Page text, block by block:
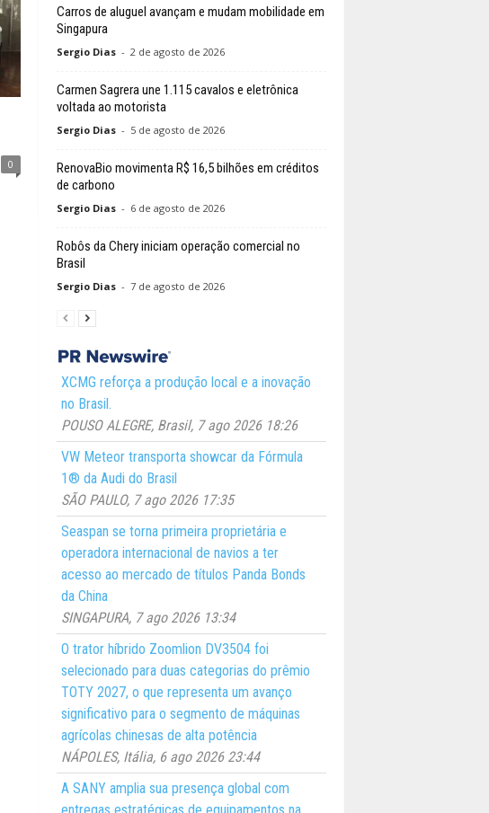
0
Carros de aluguel avançam e mudam mobilidade em
Singapura
Sergio Dias - 2 de agosto de 2026
Carmen Sagrera une 1.115 cavalos e eletrônica
voltada ao motorista
Sergio Dias - 5 de agosto de 2026
RenovaBio movimenta R$ 16,5 bilhões em créditos
de carbono
Sergio Dias - 6 de agosto de 2026
Robôs da Chery iniciam operação comercial no
Brasil
Sergio Dias - 7 de agosto de 2026
XCMG reforça a produção local e a inovação
no Brasil.
POUSO ALEGRE, Brasil, 7 ago 2026 18:26
VW Meteor transporta showcar da Fórmula
1® da Audi do Brasil
SÃO PAULO, 7 ago 2026 17:35
Seaspan se torna primeira proprietária e
operadora internacional de navios a ter
acesso ao mercado de títulos Panda Bonds
da China
SINGAPURA, 7 ago 2026 13:34
O trator híbrido Zoomlion DV3504 foi
selecionado para duas categorias do prêmio
TOTY 2027, o que representa um avanço
significativo para o segmento de máquinas
agrícolas chinesas de alta potência
NÁPOLES, Itália, 6 ago 2026 23:44
A SANY amplia sua presença global com
entregas estratégicas de equipamentos na